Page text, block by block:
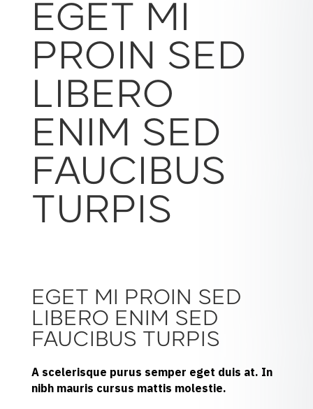
EGET MI
PROIN SED
LIBERO
ENIM SED
FAUCIBUS
TURPIS
EGET MI PROIN SED
LIBERO ENIM SED
FAUCIBUS TURPIS
A scelerisque purus semper eget duis at. In
nibh mauris cursus mattis molestie.